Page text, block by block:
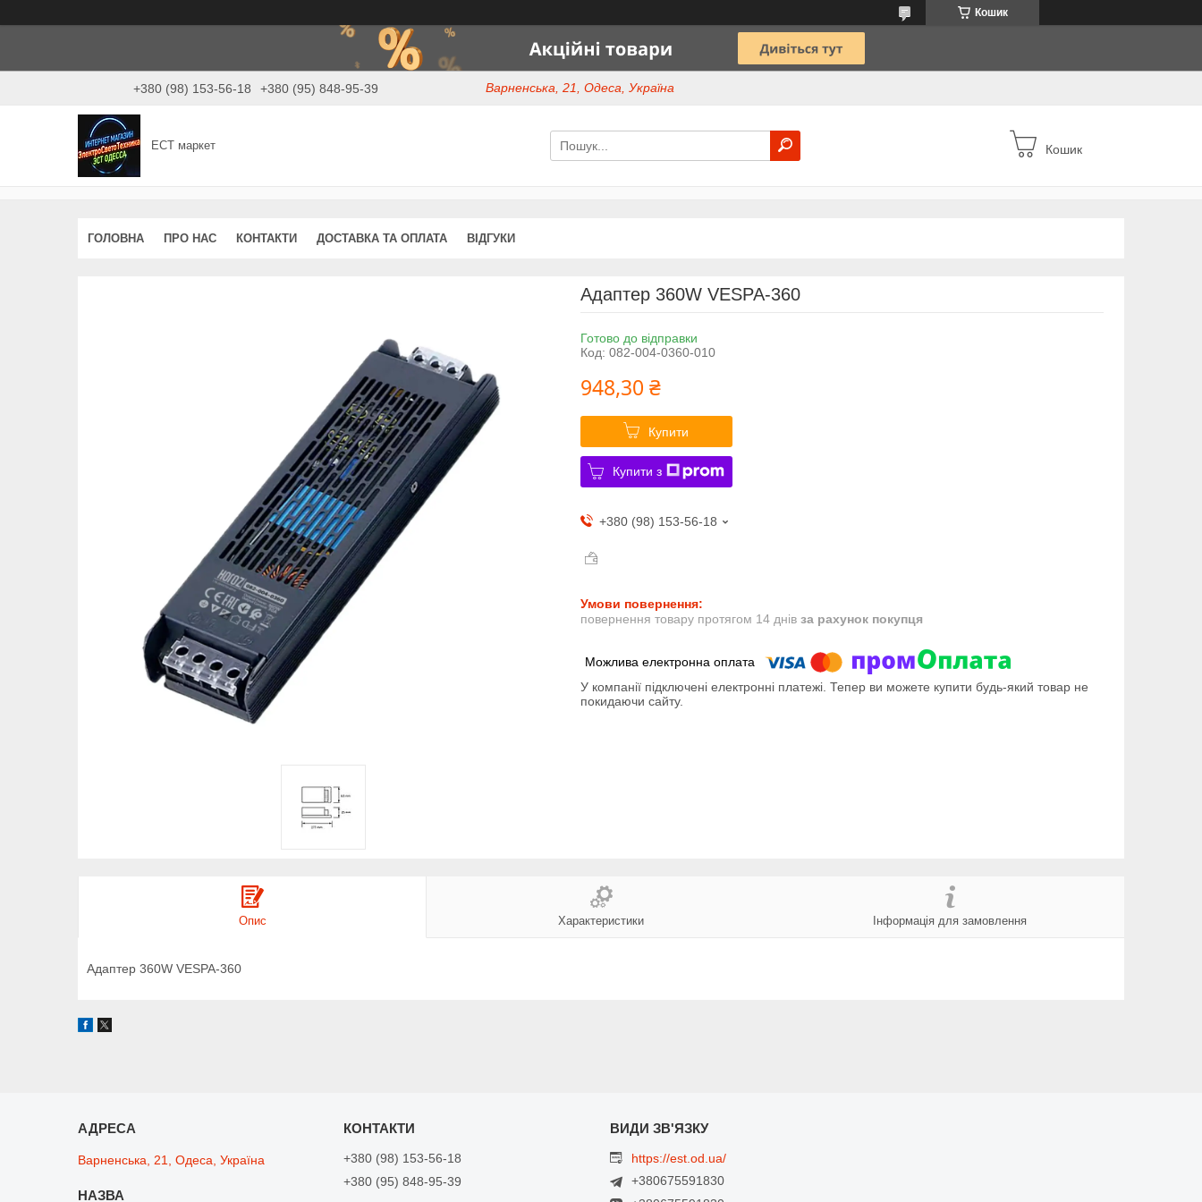
Кошик
+380 (98) 153-56-18 +380 (95) 848-95-39 Варненська, 21, Одеса, Україна
ЕСТ маркет Кошик
ГОЛОВНА ПРО НАС КОНТАКТИ ДОСТАВКА ТА ОПЛАТА ВІДГУКИ
Адаптер 360W VESPA-360
Готово до відправки
Код: 082-004-0360-010
948,30 ₴
Купити
Купити з
+380 (98) 153-56-18
повернення товару протягом 14 днів за рахунок покупця
У компанії підключені електронні платежі. Тепер ви можете купити будь-який товар не
покидаючи сайту.
Опис Характеристики Інформація для замовлення
Адаптер 360W VESPA-360
Варненська, 21, Одеса, Україна
+380 (98) 153-56-18
+380 (95) 848-95-39
https://est.od.ua/
+380675591830